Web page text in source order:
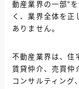
動産業界の一部”
く、業界全体を正
ありません。
不動産業界は、住
賃貸仲介、売買仲
コンサルティング